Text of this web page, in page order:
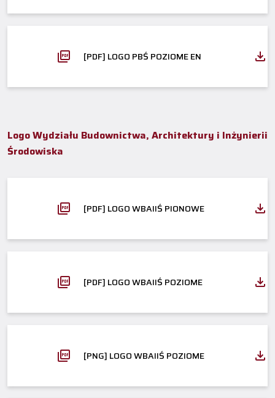
[PDF] LOGO PBŚ POZIOME EN
Logo Wydziału Budownictwa, Architektury i Inżynierii
Środowiska
[PDF] LOGO WBAIIŚ PIONOWE
[PDF] LOGO WBAIIŚ POZIOME
[PNG] LOGO WBAIIŚ POZIOME